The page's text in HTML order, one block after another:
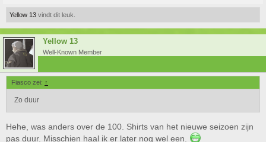
Yellow 13 vindt dit leuk.
Yellow 13
Well-Known Member
Fiasco zei: ↑
Zo duur
Hehe, was anders over de 100. Shirts van het nieuwe seizoen zijn
pas duur. Misschien haal ik er later nog wel een.